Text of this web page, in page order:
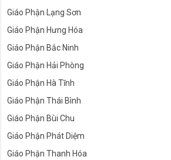
Giáo Phận Lạng Sơn
Giáo Phận Hưng Hóa
Giáo Phận Bắc Ninh
Giáo Phận Hải Phòng
Giáo Phận Hà Tĩnh
Giáo Phận Thái Bình
Giáo Phận Bùi Chu
Giáo Phận Phát Diệm
Giáo Phận Thanh Hóa